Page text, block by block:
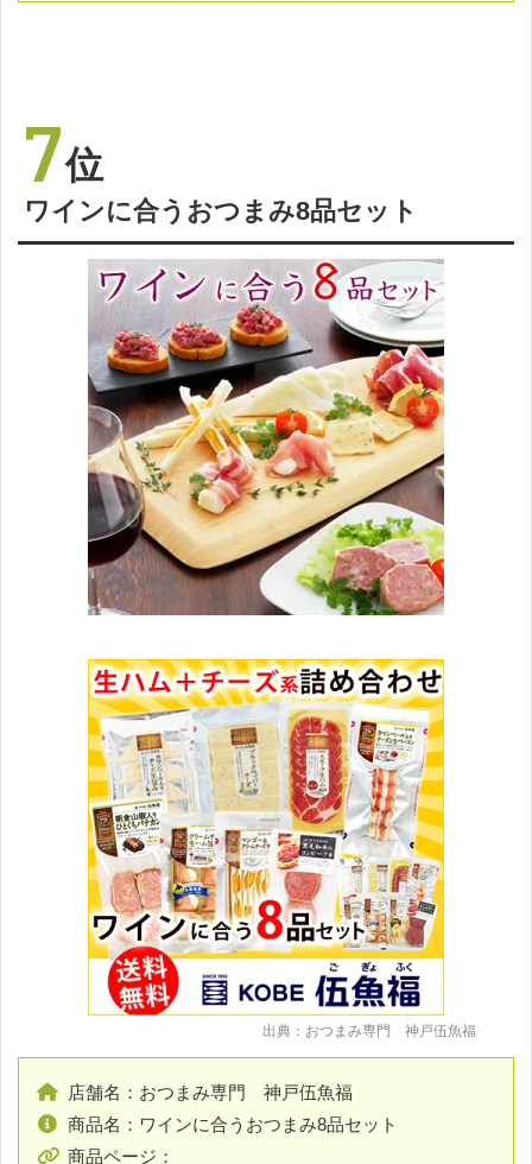
7位
ワインに合うおつまみ8品セット
出典：おつまみ専門 神戸伍魚福
店舗名：おつまみ専門 神戸伍魚福
商品名：ワインに合うおつまみ8品セット
商品ページ：